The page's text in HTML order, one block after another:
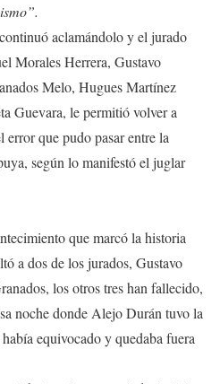
aclamándolo y el jurado
Morales Herrera, Gustavo
Melo, Hugues Martínez
Guevara, le permitió volver a
error que pudo pasar entre la
según lo manifestó el juglar
que marcó la historia
a dos de los jurados, Gustavo
los otros tres han fallecido,
noche donde Alejo Durán tuvo la
equivocado y quedaba fuera